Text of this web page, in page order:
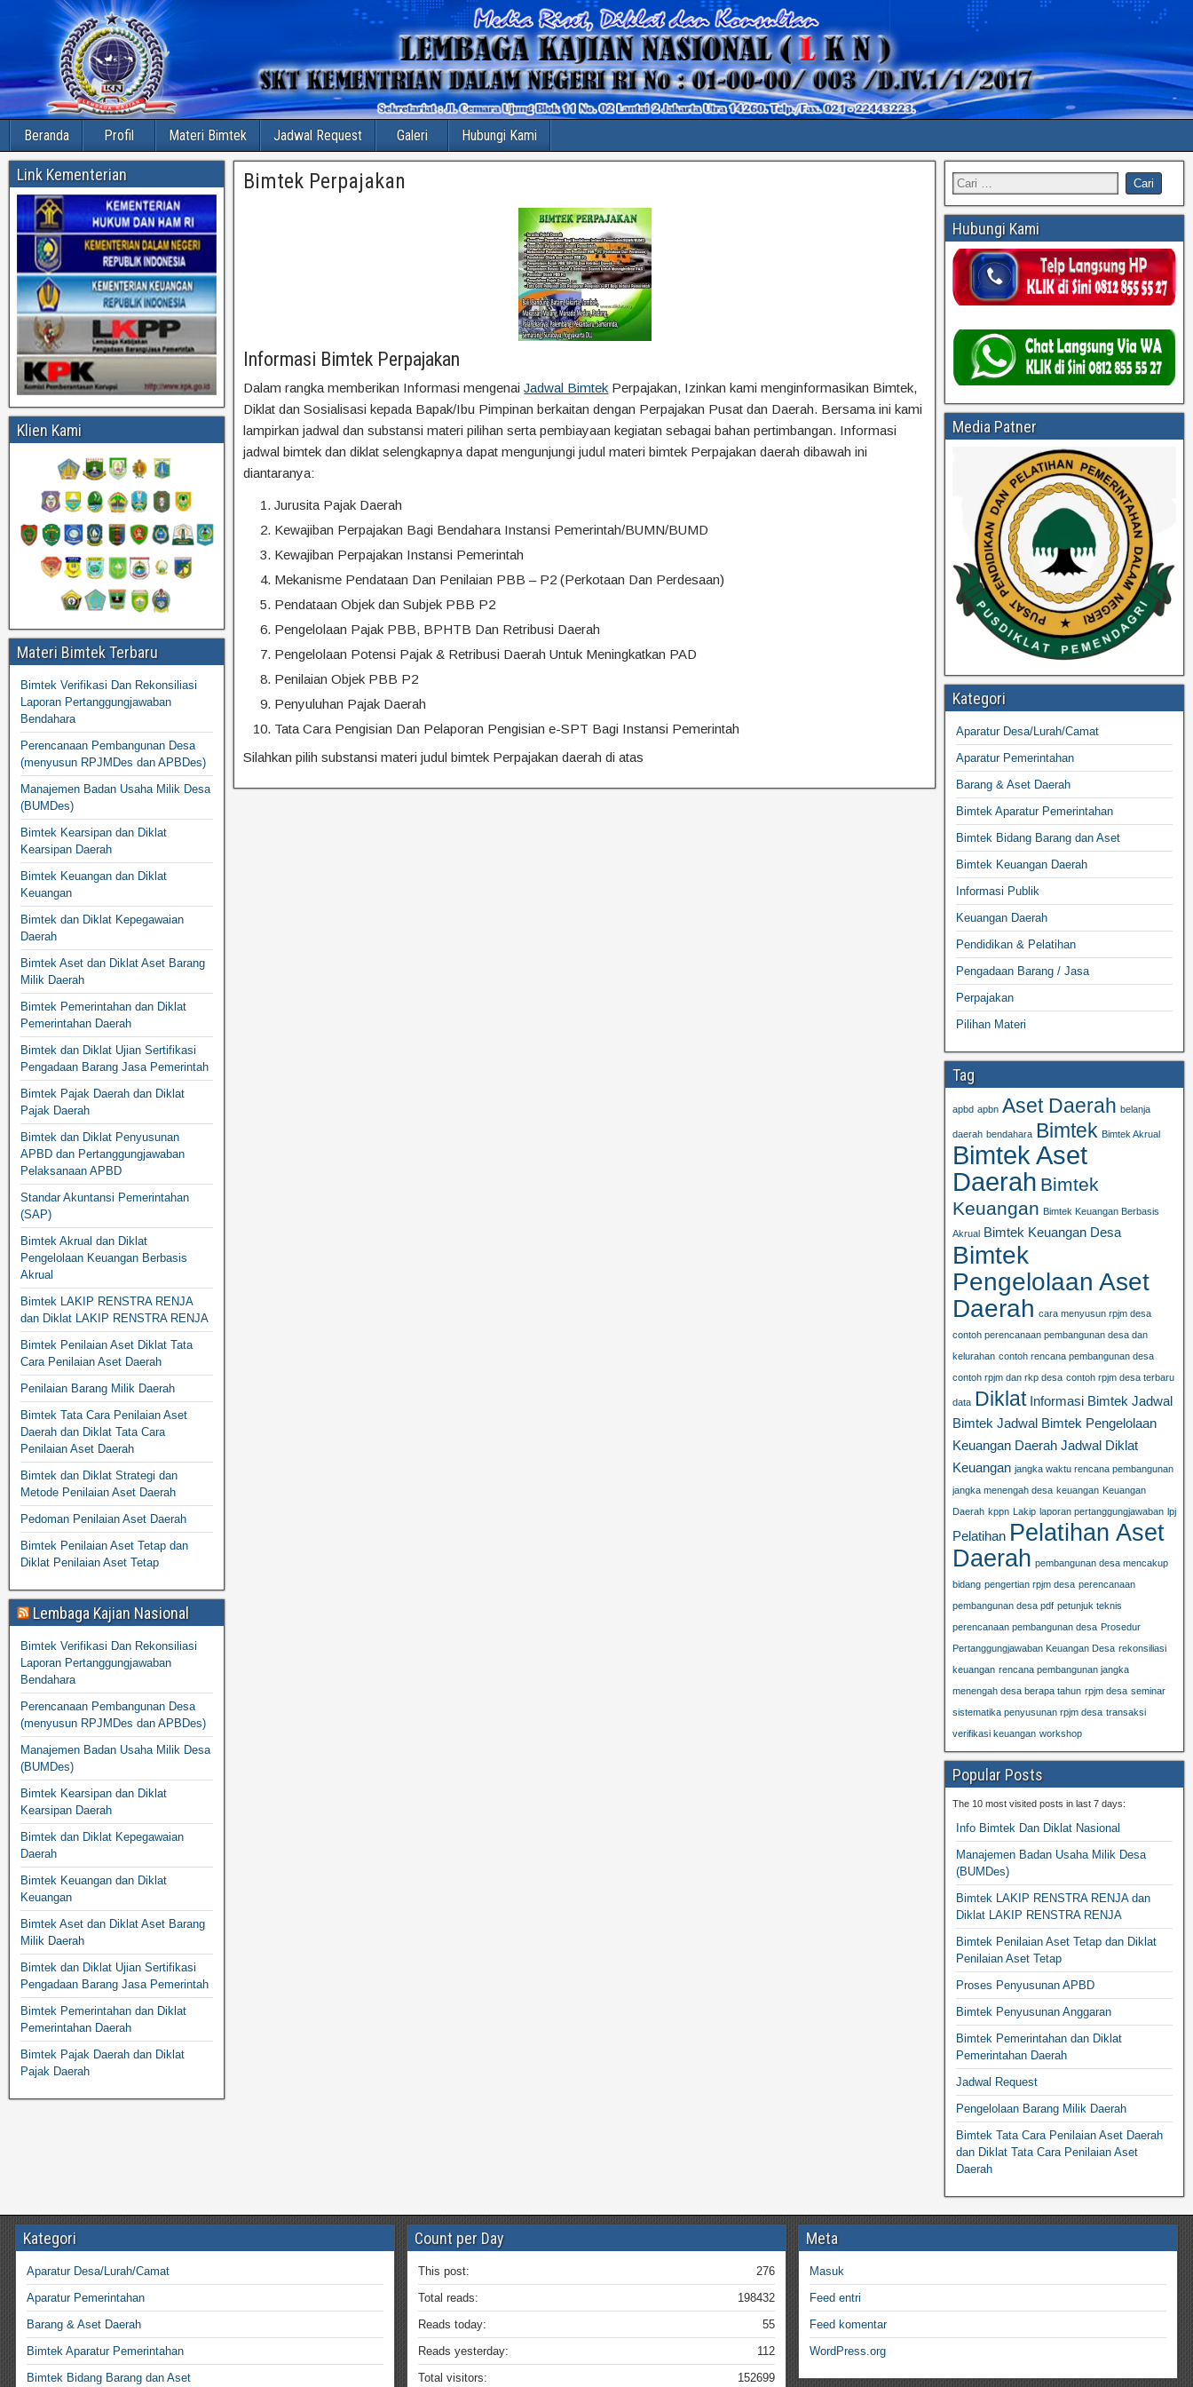
Beranda Profil Materi Bimtek Jadwal Request Galeri Hubungi Kami
Bimtek Perpajakan
Informasi Bimtek Perpajakan
Dalam rangka memberikan Informasi mengenaiJadwal Bimtek Perpajakan, Izinkan kami menginformasikan Bimtek,
Diklat dan Sosialisasi kepada Bapak/Ibu Pimpinan berkaitan dengan Perpajakan Pusat dan Daerah. Bersama ini kami
lampirkan jadwal dan substansi materi pilihan serta pembiayaan kegiatan sebagai bahan pertimbangan. Informasi
jadwal bimtek dan diklat selengkapnya dapat mengunjungi judul materi bimtek Perpajakan daerah dibawah ini
diantaranya:
Jurusita Pajak Daerah
Kewajiban Perpajakan Bagi Bendahara Instansi Pemerintah/BUMN/BUMD
Kewajiban Perpajakan Instansi Pemerintah
Mekanisme Pendataan Dan Penilaian PBB – P2 (Perkotaan Dan Perdesaan)
Pendataan Objek dan Subjek PBB P2
Pengelolaan Pajak PBB, BPHTB Dan Retribusi Daerah
Pengelolaan Potensi Pajak & Retribusi Daerah Untuk Meningkatkan PAD
Penilaian Objek PBB P2
Penyuluhan Pajak Daerah
Tata Cara Pengisian Dan Pelaporan Pengisian e-SPT Bagi Instansi Pemerintah
Silahkan pilih substansi materi judul bimtek Perpajakan daerah di atas
Link Kementerian
Klien Kami
Materi Bimtek Terbaru
Bimtek Verifikasi Dan Rekonsiliasi
Laporan Pertanggungjawaban
Bendahara
Perencanaan Pembangunan Desa
(menyusun RPJMDes dan APBDes)
Manajemen Badan Usaha Milik Desa
(BUMDes)
Bimtek Kearsipan dan Diklat
Kearsipan Daerah
Bimtek Keuangan dan Diklat
Keuangan
Bimtek dan Diklat Kepegawaian
Daerah
Bimtek Aset dan Diklat Aset Barang
Milik Daerah
Bimtek Pemerintahan dan Diklat
Pemerintahan Daerah
Bimtek dan Diklat Ujian Sertifikasi
Pengadaan Barang Jasa Pemerintah
Bimtek Pajak Daerah dan Diklat
Pajak Daerah
Bimtek dan Diklat Penyusunan
APBD dan Pertanggungjawaban
Pelaksanaan APBD
Standar Akuntansi Pemerintahan
(SAP)
Bimtek Akrual dan Diklat
Pengelolaan Keuangan Berbasis
Akrual
Bimtek LAKIP RENSTRA RENJA
dan Diklat LAKIP RENSTRA RENJA
Bimtek Penilaian Aset Diklat Tata
Cara Penilaian Aset Daerah
Penilaian Barang Milik Daerah
Bimtek Tata Cara Penilaian Aset
Daerah dan Diklat Tata Cara
Penilaian Aset Daerah
Bimtek dan Diklat Strategi dan
Metode Penilaian Aset Daerah
Pedoman Penilaian Aset Daerah
Bimtek Penilaian Aset Tetap dan
Diklat Penilaian Aset Tetap
Lembaga Kajian Nasional
Bimtek Verifikasi Dan Rekonsiliasi
Laporan Pertanggungjawaban
Bendahara
Perencanaan Pembangunan Desa
(menyusun RPJMDes dan APBDes)
Manajemen Badan Usaha Milik Desa
(BUMDes)
Bimtek Kearsipan dan Diklat
Kearsipan Daerah
Bimtek dan Diklat Kepegawaian
Daerah
Bimtek Keuangan dan Diklat
Keuangan
Bimtek Aset dan Diklat Aset Barang
Milik Daerah
Bimtek dan Diklat Ujian Sertifikasi
Pengadaan Barang Jasa Pemerintah
Bimtek Pemerintahan dan Diklat
Pemerintahan Daerah
Bimtek Pajak Daerah dan Diklat
Pajak Daerah
Hubungi Kami
Media Patner
Kategori
Aparatur Desa/Lurah/Camat
Aparatur Pemerintahan
Barang & Aset Daerah
Bimtek Aparatur Pemerintahan
Bimtek Bidang Barang dan Aset
Bimtek Keuangan Daerah
Informasi Publik
Keuangan Daerah
Pendidikan & Pelatihan
Pengadaan Barang / Jasa
Perpajakan
Pilihan Materi
Tag
apbd apbn Aset Daerah belanja
daerah bendahara Bimtek Bimtek Akrual
Bimtek Aset
Daerah Bimtek
Keuangan Bimtek Keuangan Berbasis
Akrual Bimtek Keuangan Desa
Bimtek
Pengelolaan Aset
Daerah cara menyusun rpjm desa
contoh perencanaan pembangunan desa dan
kelurahan contoh rencana pembangunan desa
contoh rpjm dan rkp desa contoh rpjm desa terbaru
data Diklat Informasi Bimtek Jadwal
Bimtek Jadwal Bimtek Pengelolaan
Keuangan Daerah Jadwal Diklat
Keuangan jangka waktu rencana pembangunan
jangka menengah desa keuangan Keuangan
Daerah kppn Lakip laporan pertanggungjawaban lpj
Pelatihan Pelatihan Aset
Daerah pembangunan desa mencakup
bidang pengertian rpjm desa perencanaan
pembangunan desa pdf petunjuk teknis
perencanaan pembangunan desa Prosedur
Pertanggungjawaban Keuangan Desa rekonsiliasi
keuangan rencana pembangunan jangka
menengah desa berapa tahun rpjm desa seminar
sistematika penyusunan rpjm desa transaksi
verifikasi keuangan workshop
Popular Posts
The 10 most visited posts in last 7 days:
Info Bimtek Dan Diklat Nasional
Manajemen Badan Usaha Milik Desa
(BUMDes)
Bimtek LAKIP RENSTRA RENJA dan
Diklat LAKIP RENSTRA RENJA
Bimtek Penilaian Aset Tetap dan Diklat
Penilaian Aset Tetap
Proses Penyusunan APBD
Bimtek Penyusunan Anggaran
Bimtek Pemerintahan dan Diklat
Pemerintahan Daerah
Jadwal Request
Pengelolaan Barang Milik Daerah
Bimtek Tata Cara Penilaian Aset Daerah
dan Diklat Tata Cara Penilaian Aset
Daerah
Kategori
Aparatur Desa/Lurah/Camat
Aparatur Pemerintahan
Barang & Aset Daerah
Bimtek Aparatur Pemerintahan
Bimtek Bidang Barang dan Aset
Count per Day
276
This post:
198432
Total reads:
55
Reads today:
112
Reads yesterday:
152699
Total visitors:
Meta
Masuk
Feed entri
Feed komentar
WordPress.org